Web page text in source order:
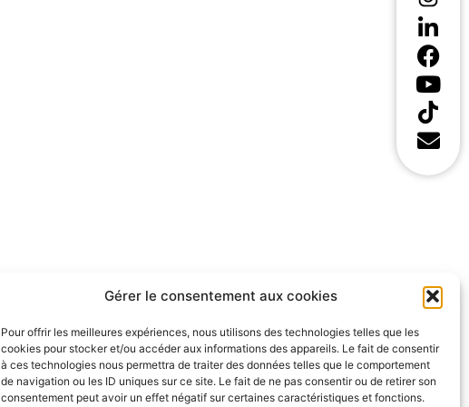
Gérer le consentement aux cookies
Pour offrir les meilleures expériences, nous utilisons des technologies telles que les
cookies pour stocker et/ou accéder aux informations des appareils. Le fait de consentir
à ces technologies nous permettra de traiter des données telles que le comportement
de navigation ou les ID uniques sur ce site. Le fait de ne pas consentir ou de retirer son
consentement peut avoir un effet négatif sur certaines caractéristiques et fonctions.